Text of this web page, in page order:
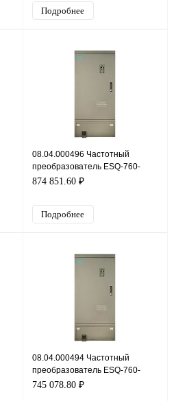
Подробнее
08.04.000496 Частотный
преобразователь ESQ-760-
4T3150G/3550P, 380В, 315кВт,
874 851.60 ₽
Подробнее
08.04.000494 Частотный
преобразователь ESQ-760-
4T2500G/2800P, 380В, 250кВт,
745 078.80 ₽